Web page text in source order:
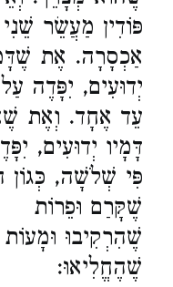
פּוֹדִין מַעֲשֵׂר שֵׁנִי
אַכְסָרָה. אֶת
יְדוּעִים, יִפָּדֶה
עֵד אֶחָד. וְאֶת
דָּמָיו יְדוּעִים,
פִּי שְׁלֹשָׁה, כְּגוֹן
שֶׁקָּרַם וּפֵרוֹת
שֶׁהִרְקִיבוּ וּמָעוֹת
שֶׁהֶחֱלִיאוּ: